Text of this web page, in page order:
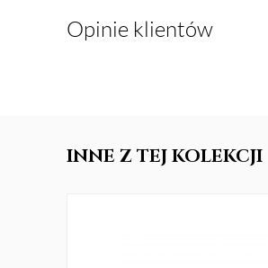
Opinie klientów
INNE Z TEJ KOLEKCJI